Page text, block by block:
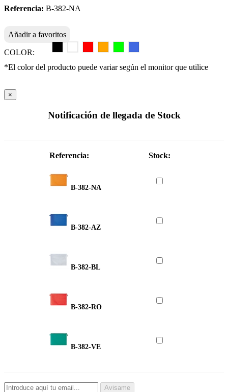
Referencia: B-382-NA
Añadir a favoritos
COLOR:
*El color del producto puede variar según el monitor que utilice
×
Notificación de llegada de Stock
Referencia: Stock:
B-382-NA
B-382-AZ
B-382-BL
B-382-RO
B-382-VE
Avisame